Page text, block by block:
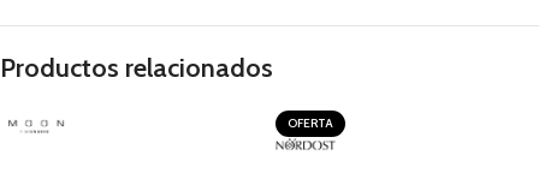
Productos relacionados
OFERTA